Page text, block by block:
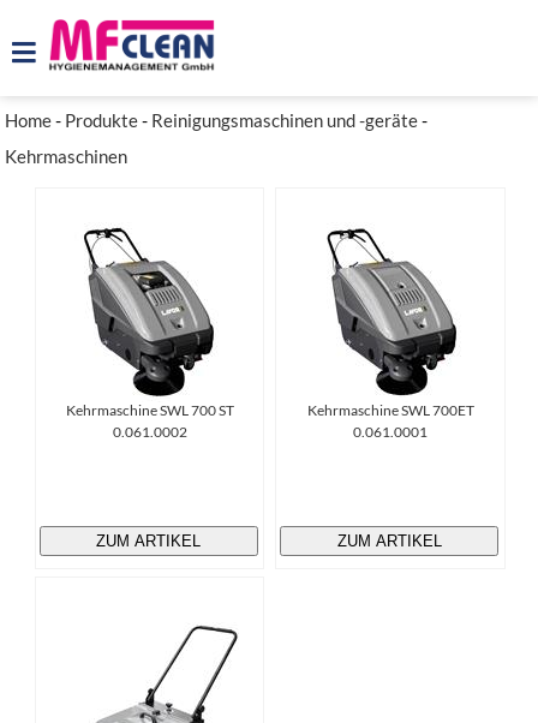
Home- Produkte- Reinigungsmaschinen und -geräte-
Kehrmaschinen
Kehrmaschine SWL 700 ST
0.061.0002
ZUM ARTIKEL
Kehrmaschine SWL 700ET
0.061.0001
ZUM ARTIKEL